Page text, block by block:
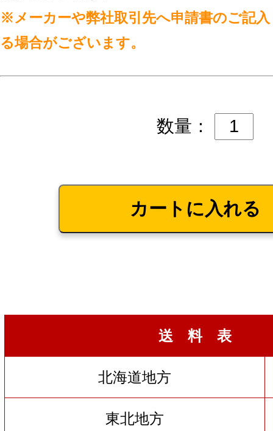
※メーカーや弊社取引先へ申請書のご記
る場合がございます。
数量：
送 料 表
北海道地方
東北地方